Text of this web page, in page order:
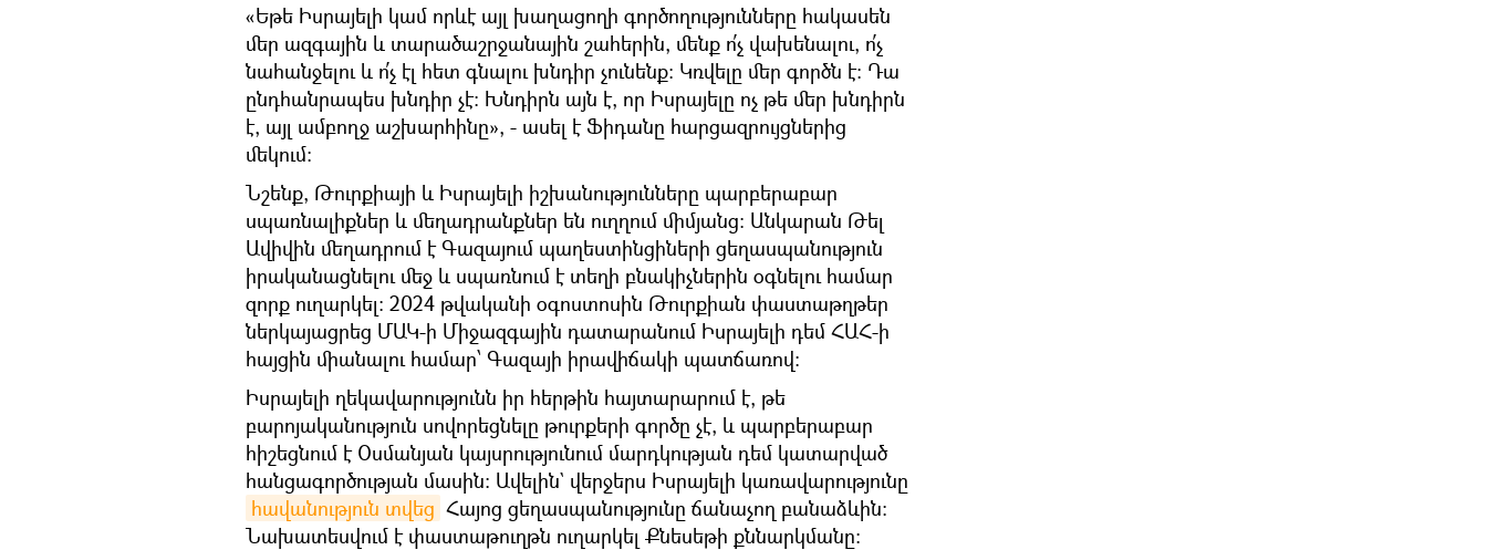
«Եթե Իսրայելի կամ որևէ այլ խաղացողի գործողությունները հակասեն
մեր ազգային և տարածաշրջանային շահերին, մենք ո՛չ վախենալու, ո՛չ
նահանջելու և ո՛չ էլ հետ գնալու խնդիր չունենք։ Կռվելը մեր գործն է։ Դա
ընդհանրապես խնդիր չէ: Խնդիրն այն է, որ Իսրայելը ոչ թե մեր խնդիրն
է, այլ ամբողջ աշխարհինը», - ասել է Ֆիդանը հարցազրույցներից
մեկում։
Նշենք, Թուրքիայի և Իսրայելի իշխանությունները պարբերաբար
սպառնալիքներ և մեղադրանքներ են ուղղում միմյանց։ Անկարան Թել
Ավիվին մեղադրում է Գազայում պաղեստինցիների ցեղասպանություն
իրականացնելու մեջ և սպառնում է տեղի բնակիչներին օգնելու համար
զորք ուղարկել: 2024 թվականի օգոստոսին Թուրքիան փաստաթղթեր
ներկայացրեց ՄԱԿ-ի Միջազգային դատարանում Իսրայելի դեմ ՀԱՀ-ի
հայցին միանալու համար՝ Գազայի իրավիճակի պատճառով։
Իսրայելի ղեկավարությունն իր հերթին հայտարարում է, թե
բարոյականություն սովորեցնելը թուրքերի գործը չէ, և պարբերաբար
հիշեցնում է Օսմանյան կայսրությունում մարդկության դեմ կատարված
հանցագործության մասին: Ավելին` վերջերս Իսրայելի կառավարությունը
հավանություն տվեց Հայոց ցեղասպանությունը ճանաչող բանաձևին։
Նախատեսվում է փաստաթուղթն ուղարկել Քնեսեթի քննարկմանը։